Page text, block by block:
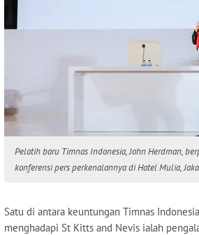
Pelatih baru Timnas Indonesia, John Herdman,
konferensi pers perkenalannya di Hotel Mulia,
Satu di antara keuntungan Timnas
menghadapi St Kitts and Nevis ialah